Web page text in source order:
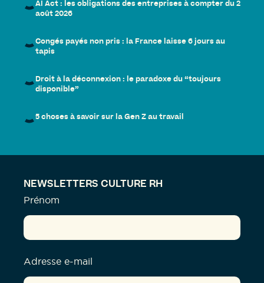
AI Act : les obligations des entreprises à compter du 2
août 2026
Congés payés non pris : la France laisse 6 jours au
tapis
Droit à la déconnexion : le paradoxe du “toujours
disponible”
5 choses à savoir sur la Gen Z au travail
NEWSLETTERS CULTURE RH
Prénom
Adresse e-mail